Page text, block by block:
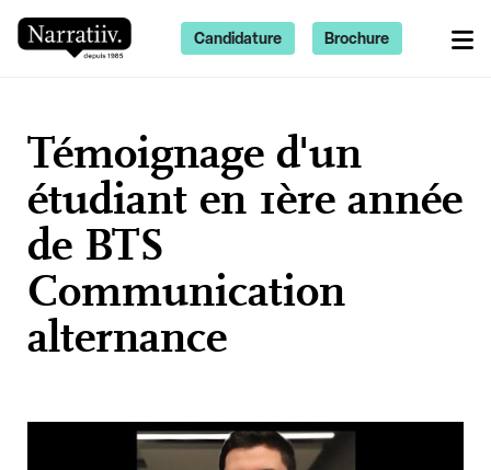
Témoignage d'un
étudiant en 1ère année
de BTS
Communication
alternance
Candidature Brochure